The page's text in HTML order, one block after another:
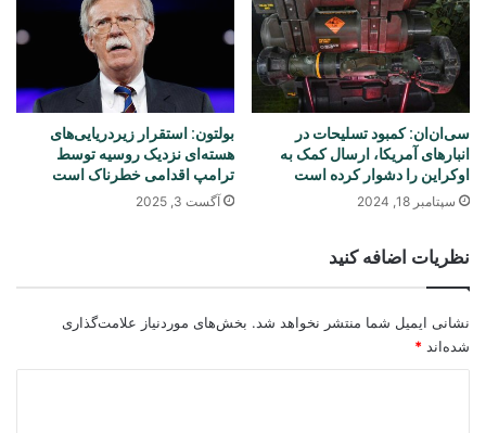
سی‌ان‌ان: کمبود تسلیحات در
انبارهای آمریکا، ارسال کمک به
اوکراین را دشوار کرده است
سپتامبر 18, 2024
بولتون: استقرار زیردریایی‌های
هسته‌ای نزدیک روسیه توسط
ترامپ اقدامی خطرناک است
آگست 3, 2025
نظریات اضافه کنید
نشانی ایمیل شما منتشر نخواهد شد. بخش‌های موردنیاز علامت‌گذاری
شده‌اند *